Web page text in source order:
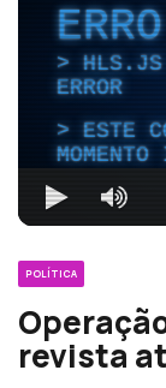
HLS.JS
ERROR
ESTE
POLÍTICA
revista